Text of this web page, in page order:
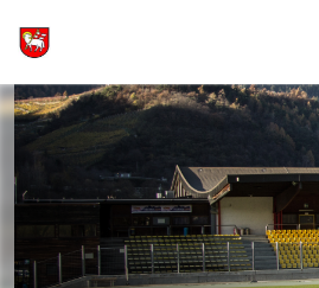
Home
Sprache
Hilfe & Info